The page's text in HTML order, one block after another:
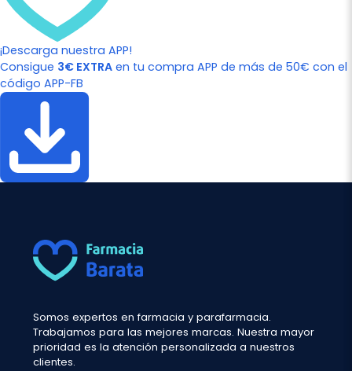
¡Descarga nuestra APP!
Consigue 3€ EXTRA en tu compra APP de más de 50€ con el
código APP-FB
Somos expertos en farmacia y parafarmacia.
Trabajamos para las mejores marcas. Nuestra mayor
prioridad es la atención personalizada a nuestros
clientes.